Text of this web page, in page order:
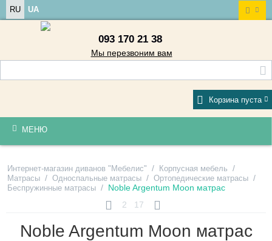
RU UA
093 170 21 38
Мы перезвоним вам
Корзина пуста
МЕНЮ
Интернет-магазин диванов "Мебелис" / Корпусная мебель /
Матрасы / Односпальные матрасы / Ортопедические матрасы /
Беспружинные матрасы / Noble Argentum Moon матрас
2
17
Noble Argentum Moon матрас